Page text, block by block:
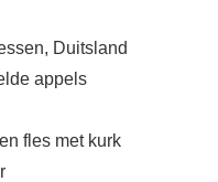
Duitsland
appels
fles met kurk